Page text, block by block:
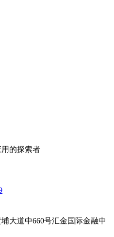
的探索者
大道中660号汇金国际金融中